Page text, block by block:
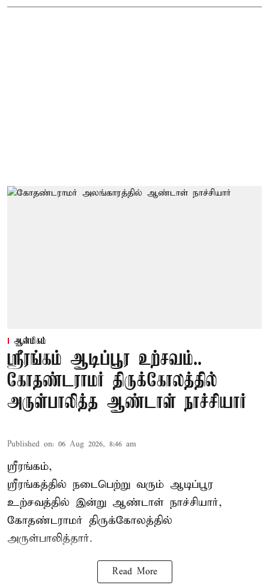
ஆன்மிகம்
ஸ்ரீரங்கம் ஆடிப்பூர உற்சவம்..
கோதண்டராமர் திருக்கோலத்தில்
அருள்பாலித்த ஆண்டாள் நாச்சியார்
Published on: 06 Aug 2026, 8:46 am
ஸ்ரீரங்கம்,
ஸ்ரீரங்கத்தில் நடைபெற்று வரும் ஆடிப்பூர
உற்சவத்தில் இன்று ஆண்டாள் நாச்சியார்,
கோதண்டராமர் திருக்கோலத்தில்
அருள்பாலித்தார்.
Read More